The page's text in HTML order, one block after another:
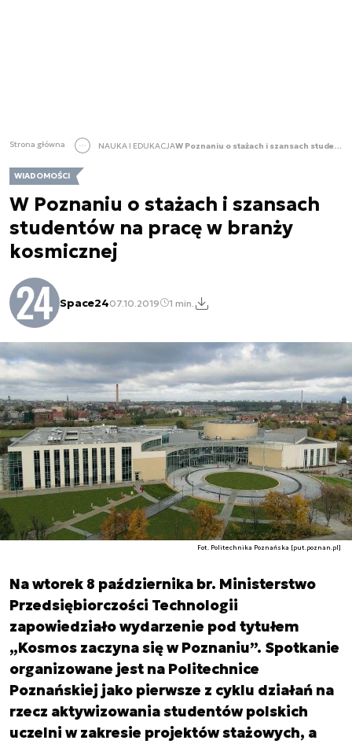
Strona główna NAUKA I EDUKACJA W Poznaniu o stażach i szansach studentów na pracę w branży kosmicznej
WIADOMOŚCI
W Poznaniu o stażach i szansach
studentów na pracę w branży
kosmicznej
Space2407.10.2019 1 min.
Fot. Politechnika Poznańska [put.poznan.pl]
Na wtorek 8 października br. Ministerstwo
Przedsiębiorczości Technologii
zapowiedziało wydarzenie pod tytułem
„Kosmos zaczyna się w Poznaniu”. Spotkanie
organizowane jest na Politechnice
Poznańskiej jako pierwsze z cyklu działań na
rzecz aktywizowania studentów polskich
uczelni w zakresie projektów stażowych, a